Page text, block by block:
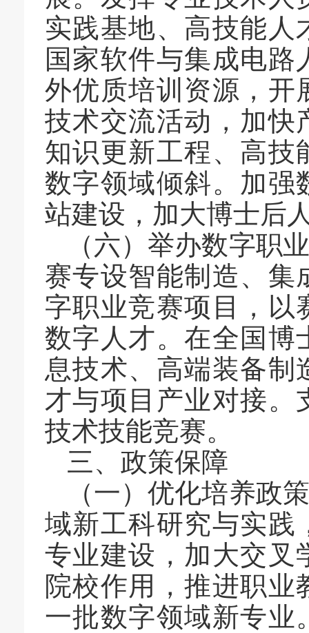
实践基地、高技能人
国家软件与集成电
外优质培训资源，开
技术交流活动，加快
知识更新工程、高技
数字领域倾斜。加强
站建设，加大博士后
（六）举办数字职
赛专设智能制造、集
字职业竞赛项目，以
数字人才。在全国博
息技术、高端装备制
才与项目产业对接。
技术技能竞赛。
三、政策保障
（一）优化培养政
域新工科研究与实践
专业建设，加大交叉
院校作用，推进职
一批数字领域新专业